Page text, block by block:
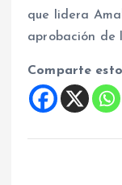
que lidera
aprobación de
Comparte